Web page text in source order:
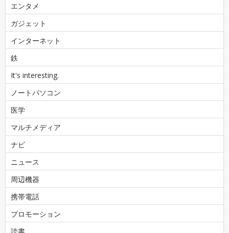
エンタメ
ガジェット
インターネット
鉄
It's interesting.
ノートパソコン
医学
マルチメディア
ナビ
ニュース
周辺機器
携帯電話
プロモーション